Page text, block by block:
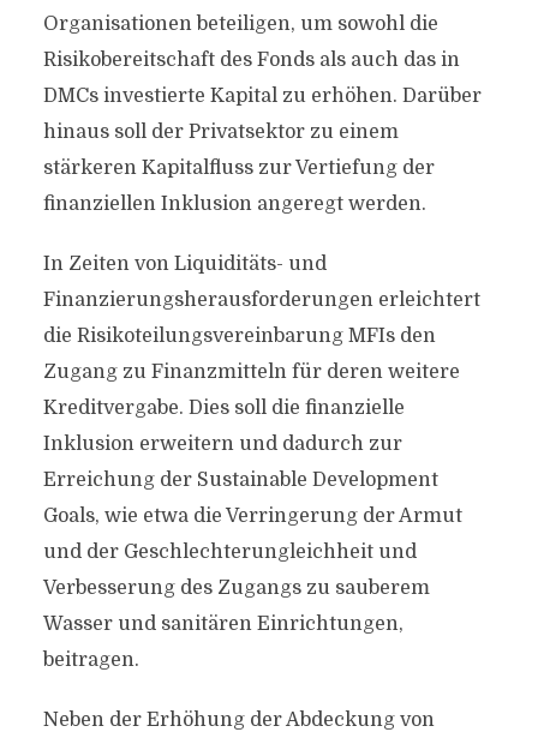
Organisationen beteiligen, um sowohl die
Risikobereitschaft des Fonds als auch das in
DMCs investierte Kapital zu erhöhen. Darüber
hinaus soll der Privatsektor zu einem
stärkeren Kapitalfluss zur Vertiefung der
finanziellen Inklusion angeregt werden.
In Zeiten von Liquiditäts- und
Finanzierungsherausforderungen erleichtert
die Risikoteilungsvereinbarung MFIs den
Zugang zu Finanzmitteln für deren weitere
Kreditvergabe. Dies soll die finanzielle
Inklusion erweitern und dadurch zur
Erreichung der Sustainable Development
Goals, wie etwa die Verringerung der Armut
und der Geschlechterungleichheit und
Verbesserung des Zugangs zu sauberem
Wasser und sanitären Einrichtungen,
beitragen.
Neben der Erhöhung der Abdeckung von